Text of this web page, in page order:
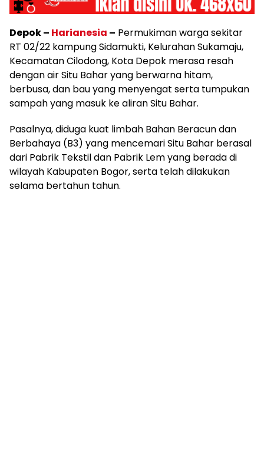
Depok – Harianesia – Permukiman warga sekitar
RT 02/22 kampung Sidamukti, Kelurahan Sukamaju,
Kecamatan Cilodong, Kota Depok merasa resah
dengan air Situ Bahar yang berwarna hitam,
berbusa, dan bau yang menyengat serta tumpukan
sampah yang masuk ke aliran Situ Bahar.
Pasalnya, diduga kuat limbah Bahan Beracun dan
Berbahaya (B3) yang mencemari Situ Bahar berasal
dari Pabrik Tekstil dan Pabrik Lem yang berada di
wilayah Kabupaten Bogor, serta telah dilakukan
selama bertahun tahun.